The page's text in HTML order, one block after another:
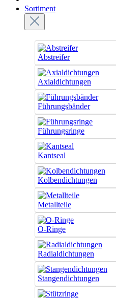
Sortiment
Abstreifer
Axialdichtungen
Führungsbänder
Führungsringe
Kantseal
Kolbendichtungen
Metallteile
O-Ringe
Radialdichtungen
Stangendichtungen